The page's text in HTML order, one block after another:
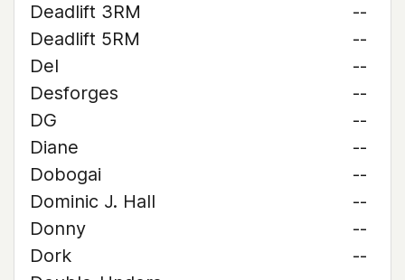
Deadlift 3RM
--
Deadlift 5RM
--
Del
--
Desforges
--
DG
--
Diane
--
Dobogai
--
Dominic J. Hall
--
Donny
--
Dork
--